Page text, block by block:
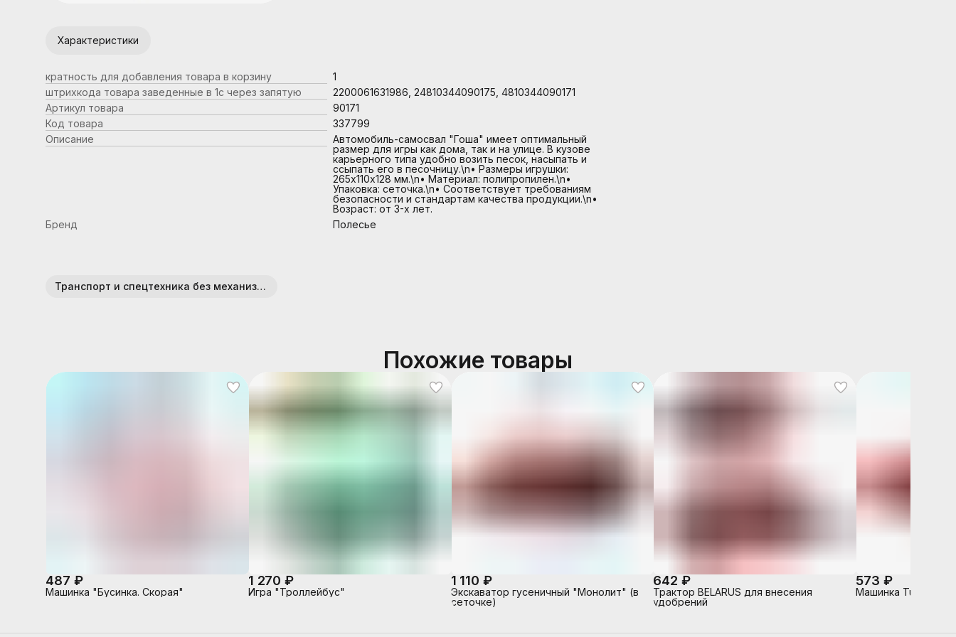
Характеристики
кратность для добавления товара в корзину
1
штрихкода товара заведенные в 1с через запятую
2200061631986, 24810344090175, 4810344090171
Артикул товара
90171
Код товара
337799
Описание
Автомобиль-самосвал "Гоша" имеет оптимальный
размер для игры как дома, так и на улице. В кузове
карьерного типа удобно возить песок, насыпать и
ссыпать его в песочницу.\n• Размеры игрушки:
265х110х128 мм.\n• Материал: полипропилен.\n•
Упаковка: сеточка.\n• Соответствует требованиям
безопасности и стандартам качества продукции.\n•
Возраст: от 3-х лет.
Бренд
Полесье
Транспорт и спецтехника без механизмов (пластик)
Похожие товары
487 ₽
Машинка "Бусинка. Скорая"
1 270 ₽
Игра "Троллейбус"
1 110 ₽
Экскаватор гусеничный "Монолит" (в
сеточке)
642 ₽
Трактор BELARUS для внесения
удобрений
573 ₽
Машинка Turbo "V-